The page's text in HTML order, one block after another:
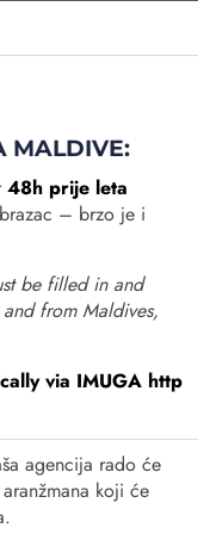
MALDIVE:
48h prije leta
– brzo je i
be filled in and
from Maldives,
via IMUGA http
agencija rado će
koji će